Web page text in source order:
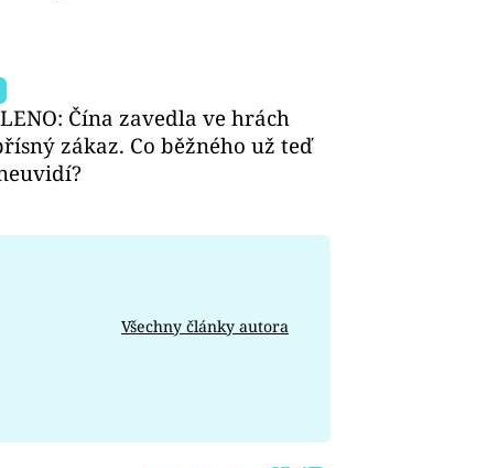
Čína zavedla ve hrách
zákaz. Co běžného už teď
Všechny články autora